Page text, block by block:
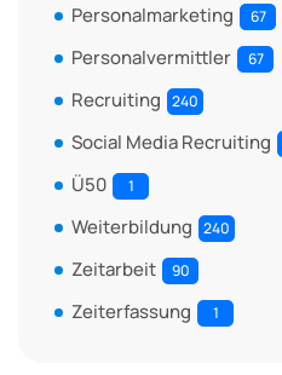
Personalmarketing 67
Personalvermittler 67
Recruiting 240
Social Media Recruiting
Ü50 1
Weiterbildung 240
Zeitarbeit 90
Zeiterfassung 1